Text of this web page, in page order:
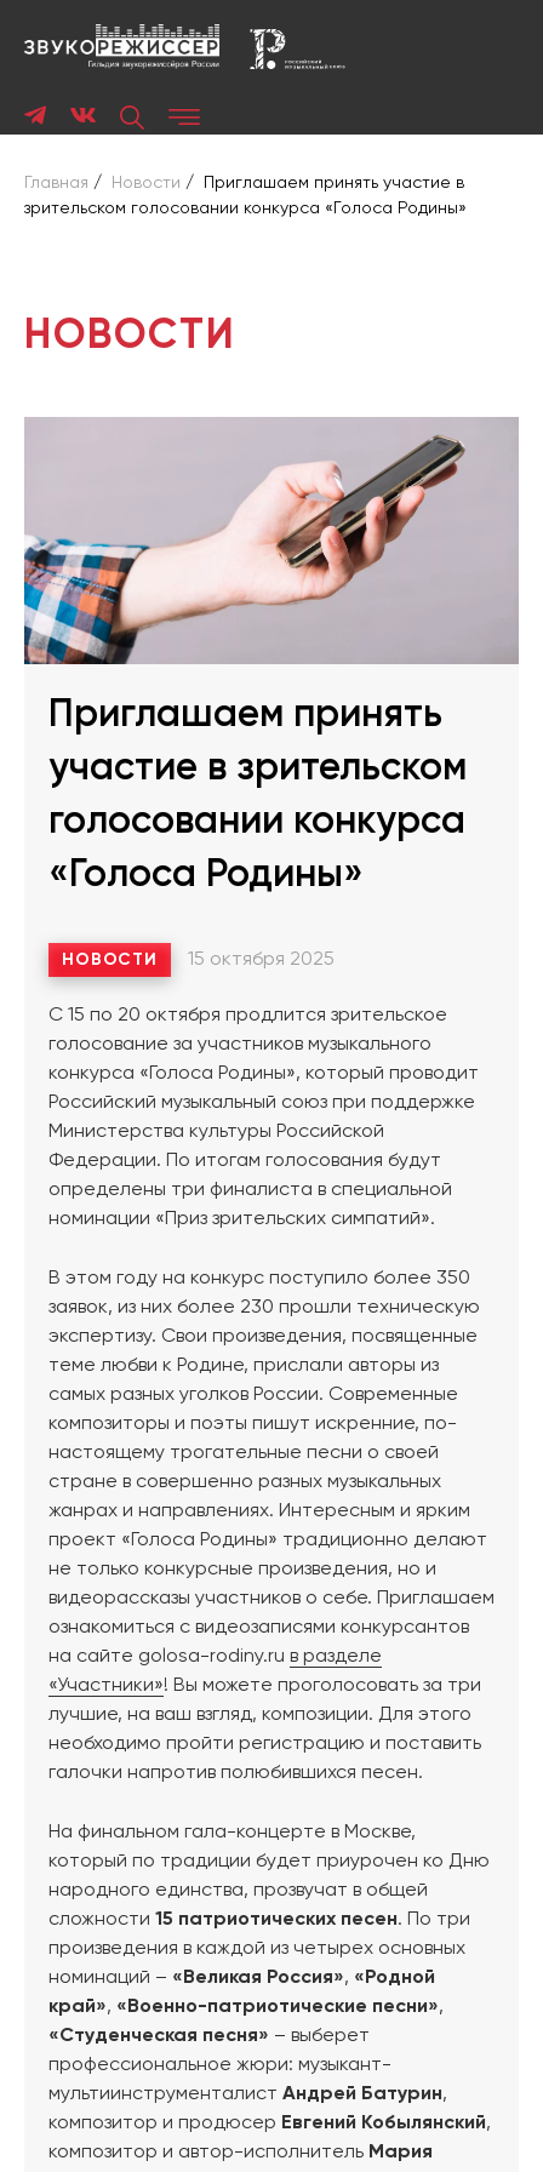
Главная / Новости /
Приглашаем принять участие в
зрительском голосовании конкурса «Голоса Родины»
НОВОСТИ
Приглашаем принять
участие в зрительском
голосовании конкурса
«Голоса Родины»
НОВОСТИ 15 октября 2025
С 15 по 20 октября продлится зрительское
голосование за участников музыкального
конкурса «Голоса Родины», который проводит
Российский музыкальный союз при поддержке
Министерства культуры Российской
Федерации. По итогам голосования будут
определены три финалиста в специальной
номинации «Приз зрительских симпатий».
В этом году на конкурс поступило более 350
заявок, из них более 230 прошли техническую
экспертизу. Свои произведения, посвященные
теме любви к Родине, прислали авторы из
самых разных уголков России. Современные
композиторы и поэты пишут искренние, по-
настоящему трогательные песни о своей
стране в совершенно разных музыкальных
жанрах и направлениях. Интересным и ярким
проект «Голоса Родины» традиционно делают
не только конкурсные произведения, но и
видеорассказы участников о себе. Приглашаем
ознакомиться с видеозаписями конкурсантов
на сайте golosa-rodiny.ru в разделе
«Участники»! Вы можете проголосовать за три
лучшие, на ваш взгляд, композиции. Для этого
необходимо пройти регистрацию и поставить
галочки напротив полюбившихся песен.
На финальном гала-концерте в Москве,
который по традиции будет приурочен ко Дню
народного единства, прозвучат в общей
сложности 15 патриотических песен. По три
произведения в каждой из четырех основных
номинаций – «Великая Россия», «Родной
край», «Военно-патриотические песни»,
«Студенческая песня» – выберет
профессиональное жюри: музыкант-
мультиинструменталист Андрей Батурин,
композитор и продюсер Евгений Кобылянский,
композитор и автор-исполнитель Мария